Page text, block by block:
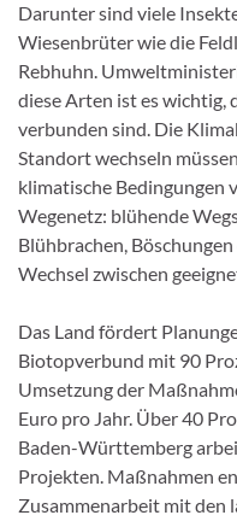
Darunter sind viele
Wiesenbrüter wie die
Rebhuhn.
diese Arten ist es wichtig,
verbunden sind. Die
Standort wechseln
klimatische Bedingungen
Wegenetz: blühende
Blühbrachen,
Wechsel zwischen
Das Land fördert
Biotopverbund mit 90
Umsetzung der
Euro pro Jahr. Über 40
Baden-Württemberg
Projekten. Maßnahmen
Zusammenarbeit mit den